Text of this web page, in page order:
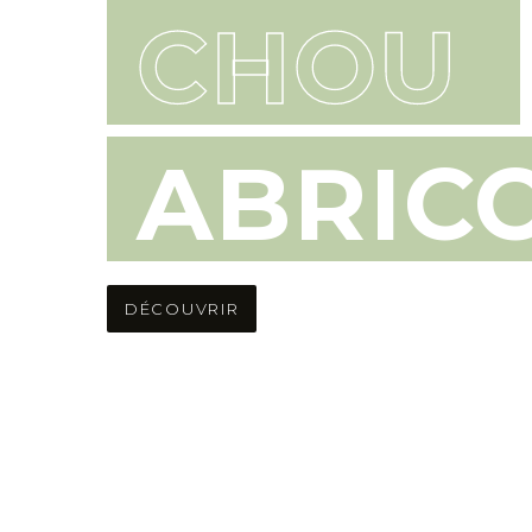
CHOU
DÉCOUVRIR